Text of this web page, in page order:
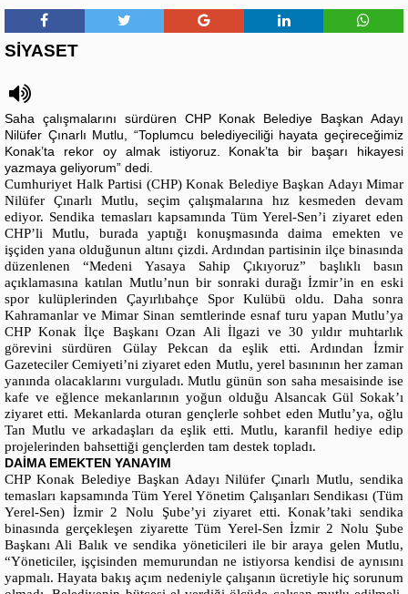
SİYASET
Saha çalışmalarını sürdüren CHP Konak Belediye Başkan Adayı
Nilüfer Çınarlı Mutlu, “Toplumcu belediyeciliği hayata geçireceğimiz
Konak’ta rekor oy almak istiyoruz. Konak’ta bir başarı hikayesi
yazmaya geliyorum” dedi.
Cumhuriyet Halk Partisi (CHP) Konak Belediye Başkan Adayı Mimar
Nilüfer Çınarlı Mutlu, seçim çalışmalarına hız kesmeden devam
ediyor. Sendika temasları kapsamında Tüm Yerel-Sen’i ziyaret eden
CHP’li Mutlu, burada yaptığı konuşmasında daima emekten ve
işçiden yana olduğunun altını çizdi. Ardından partisinin ilçe binasında
düzenlenen “Medeni Yasaya Sahip Çıkıyoruz” başlıklı basın
açıklamasına katılan Mutlu’nun bir sonraki durağı İzmir’in en eski
spor kulüplerinden Çayırlıbahçe Spor Kulübü oldu. Daha sonra
Kahramanlar ve Mimar Sinan semtlerinde esnaf turu yapan Mutlu’ya
CHP Konak İlçe Başkanı Ozan Ali İlgazi ve 30 yıldır muhtarlık
görevini sürdüren Gülay Pekcan da eşlik etti. Ardından İzmir
Gazeteciler Cemiyeti’ni ziyaret eden Mutlu, yerel basınının her zaman
yanında olacaklarını vurguladı. Mutlu günün son saha mesaisinde ise
kafe ve eğlence mekanlarının yoğun olduğu Alsancak Gül Sokak’ı
ziyaret etti. Mekanlarda oturan gençlerle sohbet eden Mutlu’ya, oğlu
Tan Mutlu ve arkadaşları da eşlik etti. Mutlu, karanfil hediye edip
projelerinden bahsettiği gençlerden tam destek topladı.
DAİMA EMEKTEN YANAYIM
CHP Konak Belediye Başkan Adayı Nilüfer Çınarlı Mutlu, sendika
temasları kapsamında Tüm Yerel Yönetim Çalışanları Sendikası (Tüm
Yerel-Sen) İzmir 2 Nolu Şube’yi ziyaret etti. Konak’taki sendika
binasında gerçekleşen ziyarette Tüm Yerel-Sen İzmir 2 Nolu Şube
Başkanı Ali Balık ve sendika yöneticileri ile bir araya gelen Mutlu,
“Yöneticiler, işçisinden memurundan ne istiyorsa kendisi de aynısını
yapmalı. Hayata bakış açım nedeniyle çalışanın ücretiyle hiç sorunum